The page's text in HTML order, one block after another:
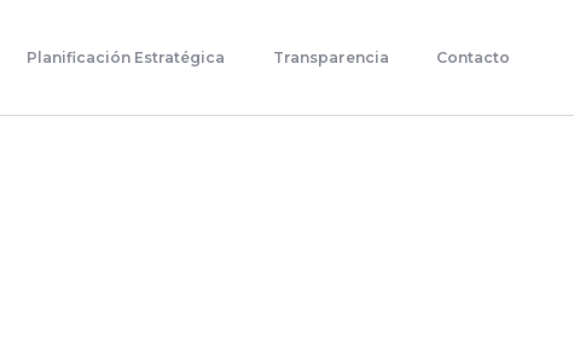
Planificación Estratégica Transparencia Contacto